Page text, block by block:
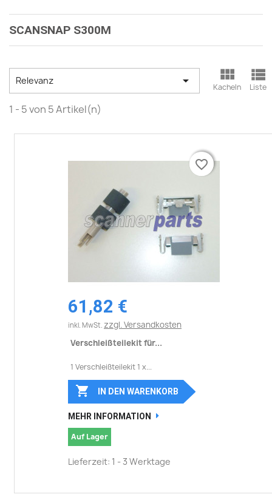
SCANSNAP S300M
Relevanz  
Kacheln

Liste
1 - 5 von 5 Artikel(n)
61,82 €
inkl. MwSt. zzgl. Versandkosten
Verschleißteilekit für...
1 Verschleißteilekit 1 x...
favorite_border
 IN DEN WARENKORB
MEHR INFORMATION
Auf Lager
Lieferzeit: 1 - 3 Werktage
favorite_border